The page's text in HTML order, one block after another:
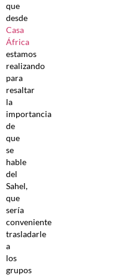
que
desde
Casa
África
estamos
realizando
para
resaltar
la
importancia
de
que
se
hable
del
Sahel,
que
sería
conveniente
trasladarle
a
los
grupos